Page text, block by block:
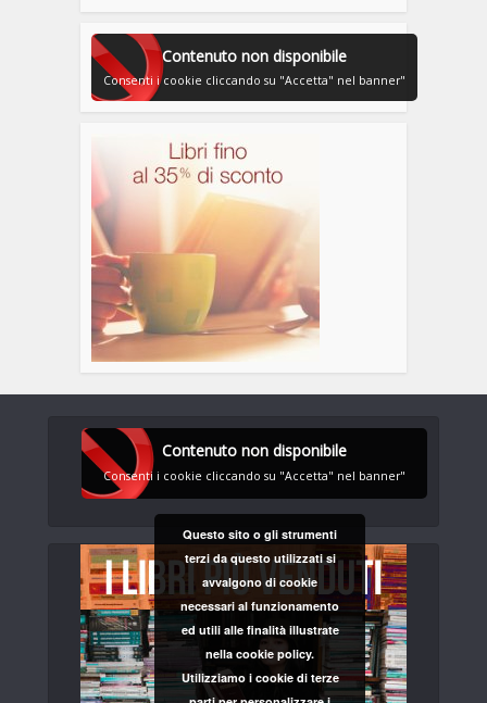
Contenuto non disponibile
Consenti i cookie cliccando su "Accetta" nel banner"
Contenuto non disponibile
Consenti i cookie cliccando su "Accetta" nel banner"
Questo sito o gli strumenti
terzi da questo utilizzati si
avvalgono di cookie
necessari al funzionamento
ed utili alle finalità illustrate
nella cookie policy.
Utilizziamo i cookie di terze